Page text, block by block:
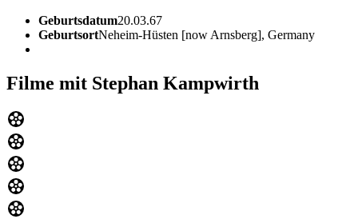
Geburtsdatum20.03.67
GeburtsortNeheim-Hüsten [now Arnsberg], Germany
Filme mit Stephan Kampwirth